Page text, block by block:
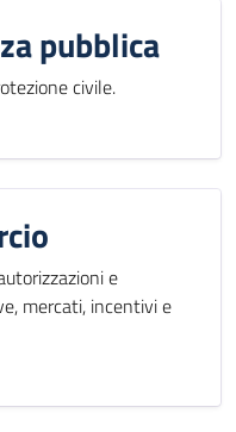
pubblica
civile.
e
mercati, incentivi e